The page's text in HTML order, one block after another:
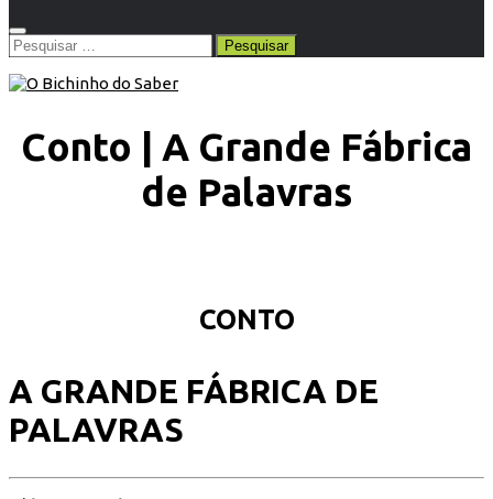
Pesquisar
por:
Conto | A Grande Fábrica
de Palavras
CONTO
A GRANDE FÁBRICA DE
PALAVRAS